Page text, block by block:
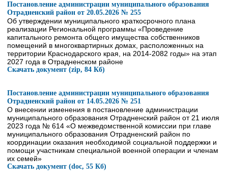
Постановление администрации муниципального образования
Отрадненский район от 20.05.2026 № 255
Об утверждении муниципального краткосрочного плана
реализации Региональной программы «Проведение
капитального ремонта общего имущества собственников
помещений в многоквартирных домах, расположенных на
территории Краснодарского края, на 2014-2082 годы» на этап
2027 года в Отрадненском районе
Скачать документ (zip, 84 Кб)
Постановление администрации муниципального образования
Отрадненский район от 14.05.2026 № 251
О внесении изменения в постановление администрации
муниципального образования Отрадненский район от 21 июля
2023 года № 614 «О межведомственной комиссии при главе
муниципального образования Отрадненский район по
координации оказания необходимой социальной поддержки и
помощи участникам специальной военной операции и членам
их семей»
Скачать документ (doc, 55 Кб)